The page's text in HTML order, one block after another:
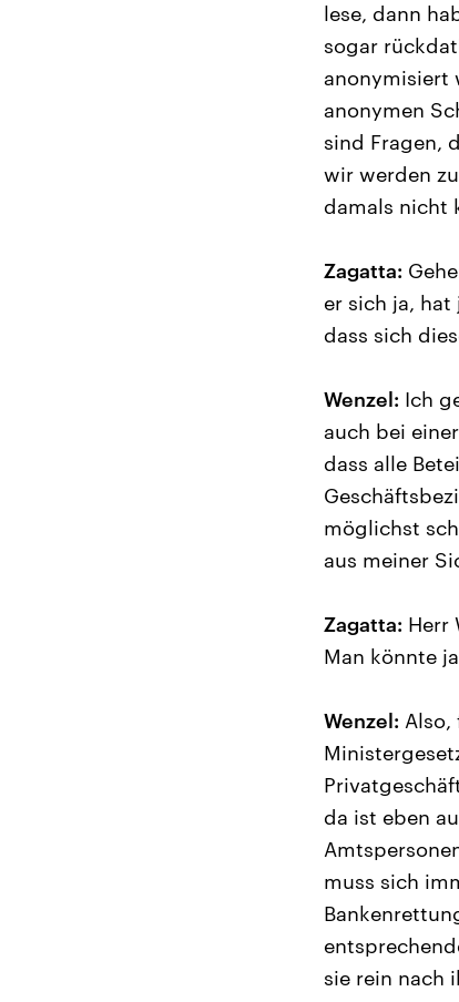
lese, dann
sogar
anonymisiert
anonymen
sind Fragen,
wir werden
damals nicht
Zagatta:
er sich ja,
dass sich
Wenzel: Ich
auch bei
dass alle
möglichst
aus meiner
Zagatta: Herr
Man könnte
Wenzel: Also,
da ist eben
muss sich
sie rein nach